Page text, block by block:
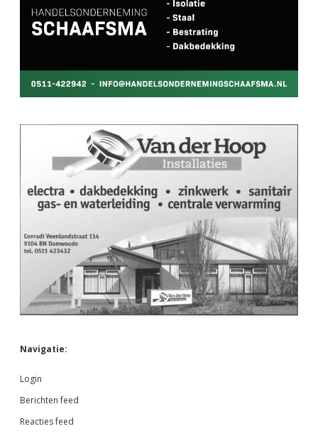
Navigatie:
Login
Berichten feed
Reacties feed